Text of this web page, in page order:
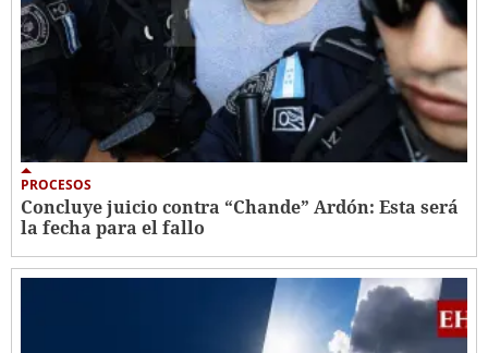
PROCESOS
Concluye juicio contra “Chande” Ardón: Esta será
la fecha para el fallo